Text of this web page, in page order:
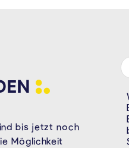
bis jetzt noch
Möglichkeit